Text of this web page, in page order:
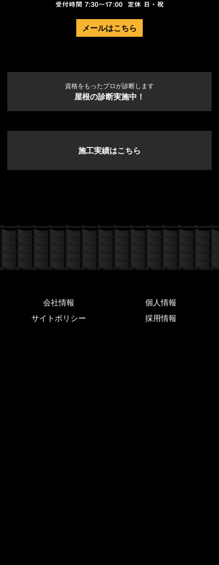
メールはこちら
資格をもったプロが診断します
屋根の診断実施中！
施工実績はこちら
会社情報
個人情報
サイトポリシー
採用情報